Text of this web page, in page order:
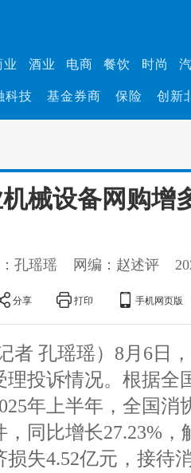
业 酒业 电商 餐饮 时尚
科技 基金券商 保险 创新
械设备网购增
孔瑶瑶 网编：赵述评
分享 打印 手机网页版
者 孔瑶瑶）8月6日
理投诉情况。根据全
年上半年，全国消
，同比增长27.23%，
损失4.52亿元，接待